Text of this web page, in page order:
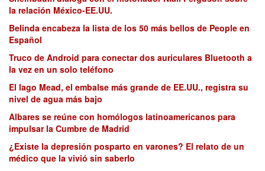
la relación México-EE.UU.
Belinda encabeza la lista de los 50 más bellos de People en
Español
Truco de Android para conectar dos auriculares Bluetooth a
la vez en un solo teléfono
El lago Mead, el embalse más grande de EE.UU., registra su
nivel de agua más bajo
Albares se reúne con homólogos latinoamericanos para
impulsar la Cumbre de Madrid
¿Existe la depresión posparto en varones? El relato de un
médico que la vivió sin saberlo